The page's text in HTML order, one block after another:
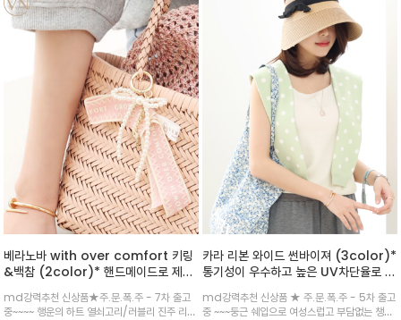
베라노바 with over comfort 키링
&백참 (2color)* 핸드메이드로 제작
기대되는
md강력추천 신상품★주.문.폭.주 - 7차 출고
중~~~~ 행운의 하트 열쇠고리/러블리 진주 리본
카라 리본 와이드 썬바이져 (3color)*
통기성이 우수하고 높은 UV차단율로 기
md강력추천 신상품 ★ 주.문.폭.주 - 5차 출고
중 ~~~둥근 쉐입으로 여성스럽고 부담없는 챙사